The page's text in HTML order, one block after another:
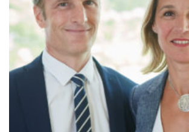
Jalles, lors de la Commission permanente du
montant total de ces [ … ]